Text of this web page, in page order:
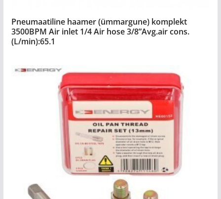
Pneumaatiline haamer (ümmargune) komplekt
3500BPM Air inlet 1/4 Air hose 3/8”Avg.air cons.
(L/min):65.1